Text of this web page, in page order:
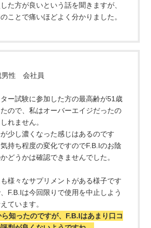
た方が良いという話を聞きますが、
ことで痛いほどよく分かりました。
男性 会社員
ー試験に参加した方の最高齢が51歳
ので、私はオーバーエイジだったの
れません。
少し濃くなった感じはあるのです
持ち程度の変化ですのでF.B.Iのお陰
どうかは確認できませんでした。
様々なサプリメントがある様子です
F.B.Iは今回限りで使用を中止しよう
ています。
ら知ったのですが、F.B.Iはあまり口コ